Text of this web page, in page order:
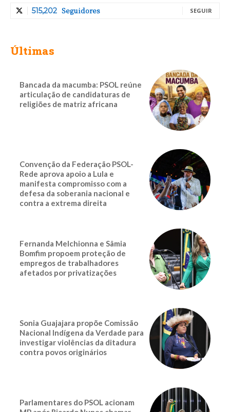
515,202 Seguidores SEGUIR
Últimas
Bancada da macumba: PSOL reúne
articulação de candidaturas de
religiões de matriz africana
Convenção da Federação PSOL-
Rede aprova apoio a Lula e
manifesta compromisso com a
defesa da soberania nacional e
contra a extrema direita
Fernanda Melchionna e Sâmia
Bomfim propoem proteção de
empregos de trabalhadores
afetados por privatizações
Sonia Guajajara propõe Comissão
Nacional Indígena da Verdade para
investigar violências da ditadura
contra povos originários
Parlamentares do PSOL acionam